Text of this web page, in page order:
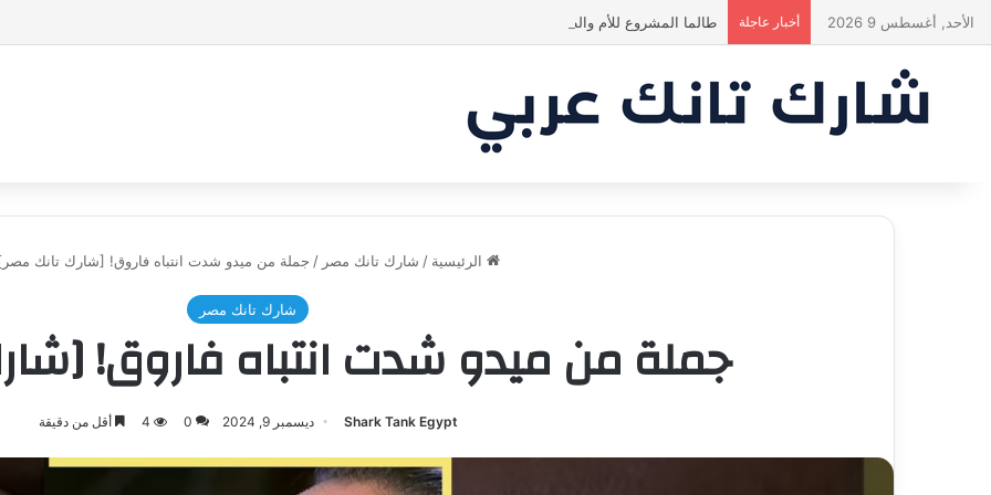
الأحد, أغسطس 9 2026 أخبار عاجلة طالما المشروع للأم والطفل… ما إلها غير شارك لينا.لكن… هل ستقدم عرضًا؟ | شارك تانك العراق
الرئيسية / شارك تانك مصر / جملة من ميدو شدت انتباه فاروق! [شارك تانك
شارك تانك مصر
جملة من ميدو شدت انتباه فاروق!
Shark Tank Egypt ديسمبر 9, 2024 0
4 أقل من دقيقة